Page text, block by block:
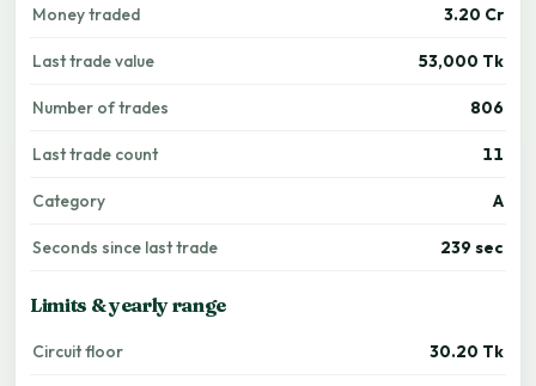
Money traded 3.20 Cr
Last trade value 53,000 Tk
Number of trades 806
Last trade count 11
Category A
Seconds since last trade 239 sec
Limits & yearly range
Circuit floor 30.20 Tk